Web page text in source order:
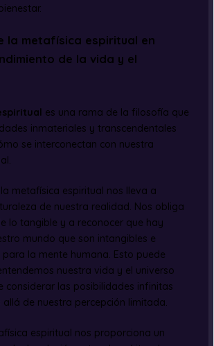
la metafísica espiritual en
de la vida y el
es una rama de la filosofía que
inmateriales y transcendentales
se interconectan con nuestra
metafísica espiritual nos lleva a
de nuestra realidad. Nos obliga
lo tangible y a reconocer que hay
mundo que son intangibles e
para la mente humana. Esto puede
nuestra vida y el universo
considerar las posibilidades infinitas
allá de nuestra percepción limitada.
espiritual nos proporciona un